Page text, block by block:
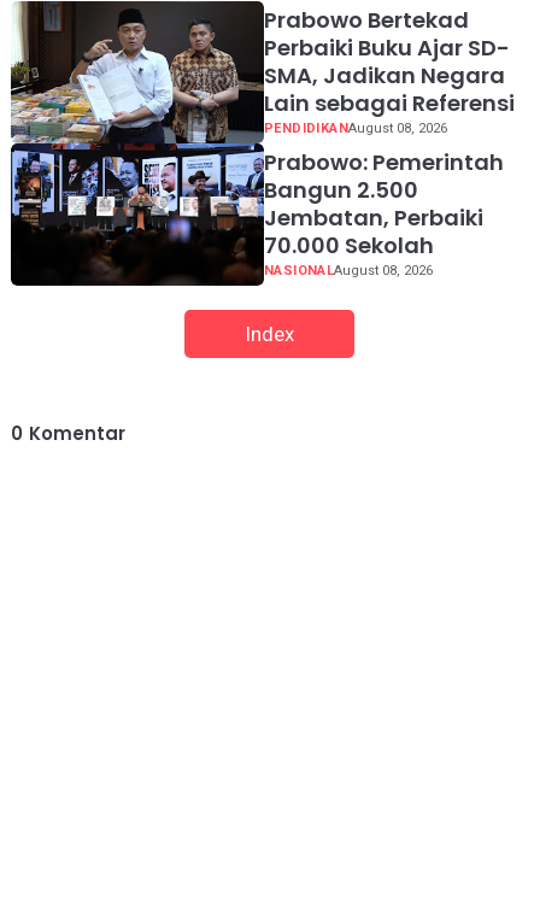
Prabowo Bertekad
Perbaiki Buku Ajar SD-
SMA, Jadikan Negara
Lain sebagai Referensi
PENDIDIKANAugust 08, 2026
Prabowo: Pemerintah
Bangun 2.500
Jembatan, Perbaiki
70.000 Sekolah
NASIONALAugust 08, 2026
Index
0 Komentar